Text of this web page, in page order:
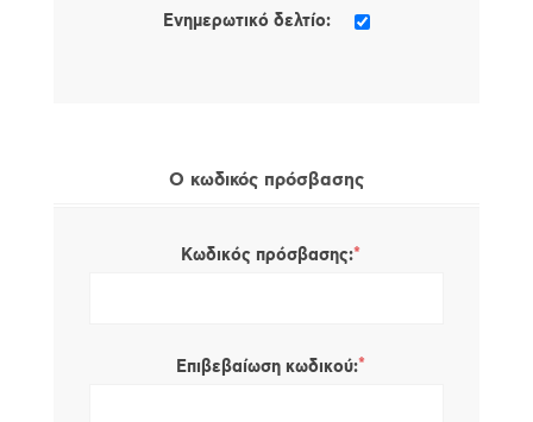
Ενημερωτικό δελτίο:
Ο κωδικός πρόσβασης
Κωδικός πρόσβασης:*
Επιβεβαίωση κωδικού:*